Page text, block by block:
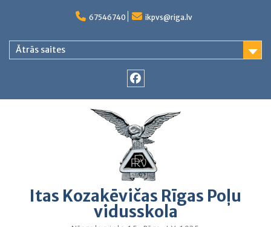
67546740 ikpvs@riga.lv
Ātrās saites
Itas Kozakēvičas Rīgas Poļu
vidusskola